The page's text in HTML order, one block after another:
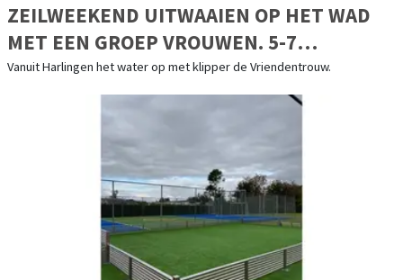
ZEILWEEKEND UITWAAIEN OP HET WAD
MET EEN GROEP VROUWEN. 5-7
SEPTEMBER 2025
Vanuit Harlingen het water op met klipper de Vriendentrouw.